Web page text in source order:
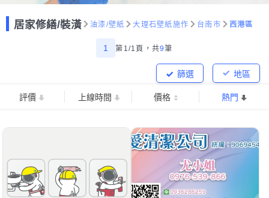
居家修繕/裝潢 油漆/壁紙 大理石壁紙施作 台南市 西港區
1 第1/1頁， 共9筆
地區
篩選
評價 上線時間 價格 熱門